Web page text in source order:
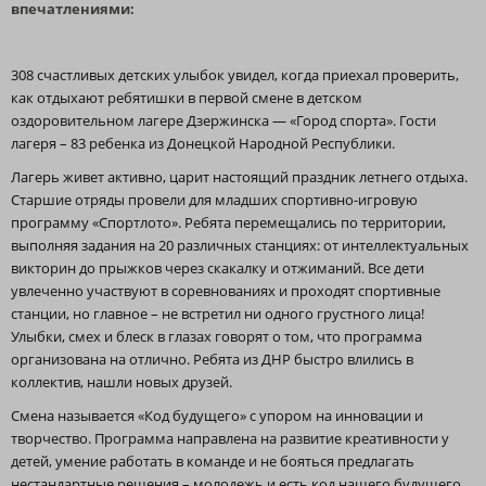
впечатлениями:
308 счастливых детских улыбок увидел, когда приехал проверить,
как отдыхают ребятишки в первой смене в детском
оздоровительном лагере Дзержинска — «Город спорта». Гости
лагеря – 83 ребенка из Донецкой Народной Республики.
Лагерь живет активно, царит настоящий праздник летнего отдыха.
Старшие отряды провели для младших спортивно-игровую
программу «Спортлото». Ребята перемещались по территории,
выполняя задания на 20 различных станциях: от интеллектуальных
викторин до прыжков через скакалку и отжиманий. Все дети
увлеченно участвуют в соревнованиях и проходят спортивные
станции, но главное – не встретил ни одного грустного лица!
Улыбки, смех и блеск в глазах говорят о том, что программа
организована на отлично. Ребята из ДНР быстро влились в
коллектив, нашли новых друзей.
Смена называется «Код будущего» с упором на инновации и
творчество. Программа направлена на развитие креативности у
детей, умение работать в команде и не бояться предлагать